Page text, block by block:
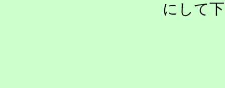
にして